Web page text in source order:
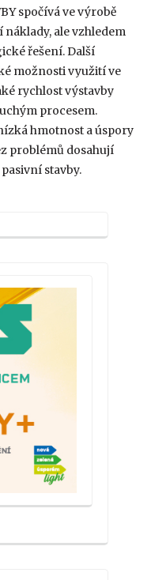
spočívá ve výrobě
ale vzhledem
řešení. Další
možnosti využití ve
rychlost výstavby
procesem.
hmotnost a úspory
problémů dosahují
stavby.